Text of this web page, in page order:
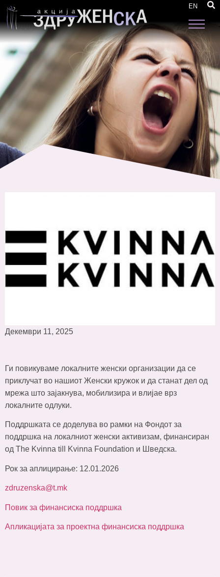
EN
Апликацијата за проектна финансиска
поддршка
Декември 11, 2025
Ги повикуваме локалните женски организации да се
приклучат во нашиот Женски кружок и да станат дел од
мрежа што зајакнува, мобилизира и влијае врз
локалните одлуки.
Поддршката се доделува во рамки на Фондот за
поддршка на локалниот женски активизам, финансиран
од The Kvinna till Kvinna Foundation и Шведска.
Рок за аплицирање: 12.01.2026
zdruzenska@t.mk
Повик за финансиска поддршка
Апликацијата за проектна финансиска поддршка